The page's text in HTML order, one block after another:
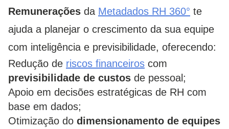
Remunerações da Metadados RH 360° te
ajuda a planejar o crescimento da sua equipe
com inteligência e previsibilidade, oferecendo:
Redução de riscos financeiros com
previsibilidade de custos de pessoal;
Apoio em decisões estratégicas de RH com
base em dados;
Otimização do dimensionamento de equipes